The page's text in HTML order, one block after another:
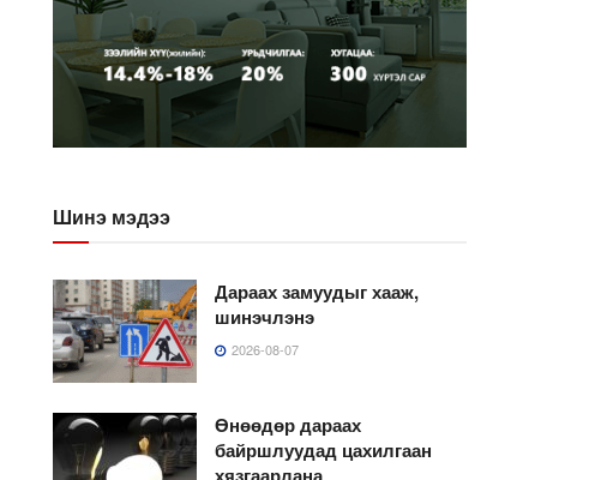
Шинэ мэдээ
Дараах замуудыг хааж,
шинэчлэнэ
2026-08-07
Өнөөдөр дараах
байршлуудад цахилгаан